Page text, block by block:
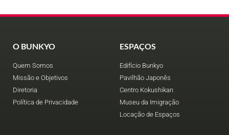
O BUNKYO
Quem Somos
Missão e Objetivos
Diretoria
Política de Privacidade
ESPAÇOS
Edifício Bunkyo
Pavilhão Japonês
Centro Kokushikan
Museu da Imigração
Locação de Espaços